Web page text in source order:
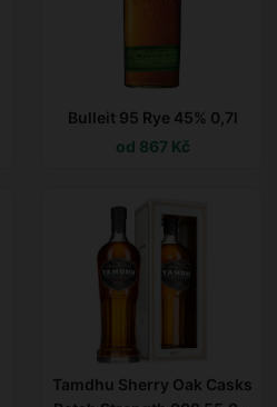
Bulleit 95 Rye 45% 0,7l
od 867 Kč
Tamdhu Sherry Oak Casks